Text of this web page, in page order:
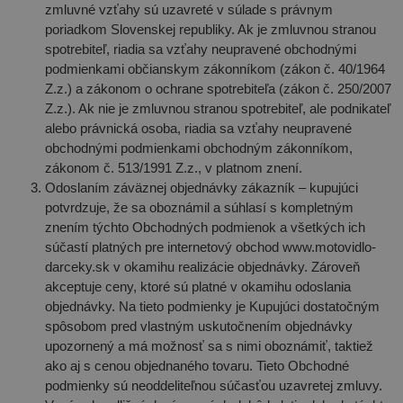
zmluvné vzťahy sú uzavreté v súlade s právnym
poriadkom Slovenskej republiky. Ak je zmluvnou stranou
spotrebiteľ, riadia sa vzťahy neupravené obchodnými
podmienkami občianskym zákonníkom (zákon č. 40/1964
Z.z.) a zákonom o ochrane spotrebiteľa (zákon č. 250/2007
Z.z.). Ak nie je zmluvnou stranou spotrebiteľ, ale podnikateľ
alebo právnická osoba, riadia sa vzťahy neupravené
obchodnými podmienkami obchodným zákonníkom,
zákonom č. 513/1991 Z.z., v platnom znení.
Odoslaním záväznej objednávky zákazník – kupujúci
potvrdzuje, že sa oboznámil a súhlasí s kompletným
znením týchto Obchodných podmienok a všetkých ich
súčastí platných pre internetový obchod www.motovidlo-
darceky.sk v okamihu realizácie objednávky. Zároveň
akceptuje ceny, ktoré sú platné v okamihu odoslania
objednávky. Na tieto podmienky je Kupujúci dostatočným
spôsobom pred vlastným uskutočnením objednávky
upozornený a má možnosť sa s nimi oboznámiť, taktiež
ako aj s cenou objednaného tovaru. Tieto Obchodné
podmienky sú neoddeliteľnou súčasťou uzavretej zmluvy.